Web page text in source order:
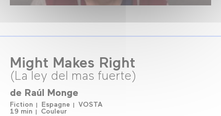
Might Makes Right
(La ley del mas fuerte)
de Raúl Monge
Fiction Espagne
VOSTA
19 min
Couleur